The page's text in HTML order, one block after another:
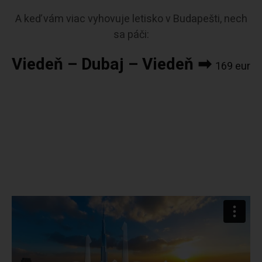
A keď vám viac vyhovuje letisko v Budapešti, nech
sa páči:
Viedeň – Dubaj – Viedeň ➡ 169 eur